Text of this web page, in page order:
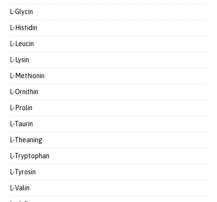
L-Glycin
L-Histidin
L-Leucin
L-Lysin
L-Methionin
L-Ornithin
L-Prolin
L-Taurin
L-Theaning
L-Tryptophan
L-Tyrosin
L-Valin